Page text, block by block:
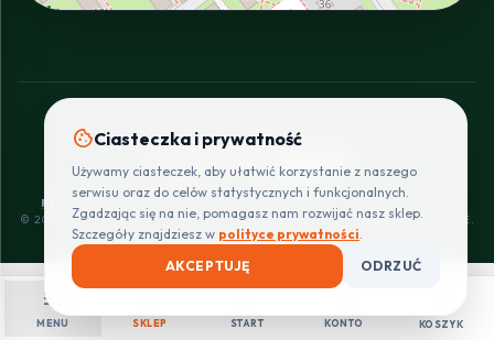
menu
MENU SKLEP START KONTO KOSZYK
SZYBKIE I BEZPIECZNE PŁATNOŚCI
POLITYKA
PRYWATNOŚCI
REGULAMIN
CENNIK
DOSTAW
ZWROTY I
REKLAMACJE
© 2026 PROINSTALLER.PL - KNURÓW. WSZYSTKIE PRAWA ZASTRZEŻONE.
cookieCiasteczka i prywatność
Używamy ciasteczek, aby ułatwić korzystanie z naszego
serwisu oraz do celów statystycznych i funkcjonalnych.
Zgadzając się na nie, pomagasz nam rozwijać nasz sklep.
Szczegóły znajdziesz w polityce prywatności.
AKCEPTUJĘ
ODRZUĆ